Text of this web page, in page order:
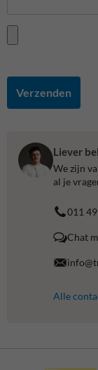
Verzenden
Liever
We zijn
al je
011
Chat
Alle